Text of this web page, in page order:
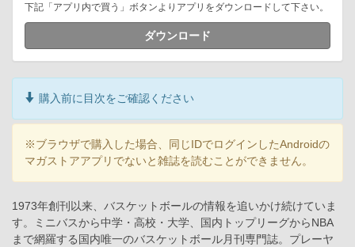
下記「アプリ内で買う」ボタンよりアプリをダウンロードして下さい。
ダウンロード
購入前に目次をご確認ください
※ブラウザで購入した場合、同じIDでログインしたAndroidの
マガストアアプリでないと雑誌を読むことができません。
1973年創刊以来、バスケットボールの情報を追いかけ続けていま
す。ミニバスから中学・高校・大学、国内トップリーグからNBA
まで網羅する国内唯一のバスケットボール月刊専門誌。プレーヤ